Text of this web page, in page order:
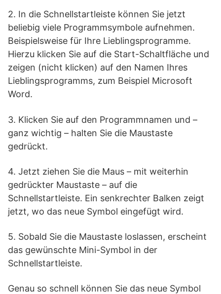
2. In die Schnellstartleiste können Sie jetzt
beliebig viele Programmsymbole aufnehmen.
Beispielsweise für Ihre Lieblingsprogramme.
Hierzu klicken Sie auf die Start-Schaltfläche und
zeigen (nicht klicken) auf den Namen Ihres
Lieblingsprogramms, zum Beispiel Microsoft
Word.
3. Klicken Sie auf den Programmnamen und –
ganz wichtig – halten Sie die Maustaste
gedrückt.
4. Jetzt ziehen Sie die Maus – mit weiterhin
gedrückter Maustaste – auf die
Schnellstartleiste. Ein senkrechter Balken zeigt
jetzt, wo das neue Symbol eingefügt wird.
5. Sobald Sie die Maustaste loslassen, erscheint
das gewünschte Mini-Symbol in der
Schnellstartleiste.
Genau so schnell können Sie das neue Symbol